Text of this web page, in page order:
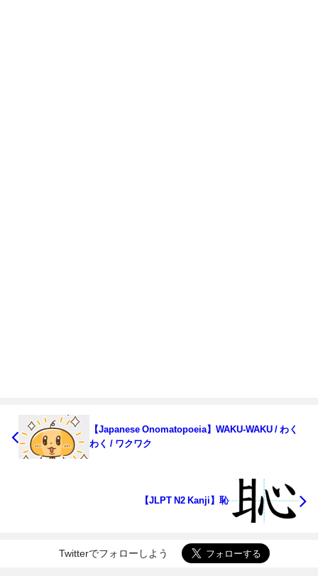
【Japanese Onomatopoeia】WAKU-WAKU / わく
わく / ワクワク
【JLPT N2 Kanji】恥
Twitterでフォローしよう